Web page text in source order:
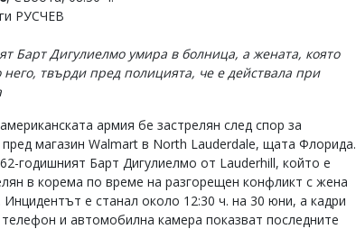
РУСЧЕВ
Барт Дигулиелмо умира в болница, а жената, която
него, твърди пред полицията, че е действала при
армия бе застрелян след спор за
магазин Walmart в North Lauderdale, щата Флорида.
годишният Барт Дигулиелмо от Lauderhill, който е
в корема по време на разгорещен конфликт с жена
Инцидентът е станал около 12:30 ч. на 30 юни, а кадри
и автомобилна камера показват последните